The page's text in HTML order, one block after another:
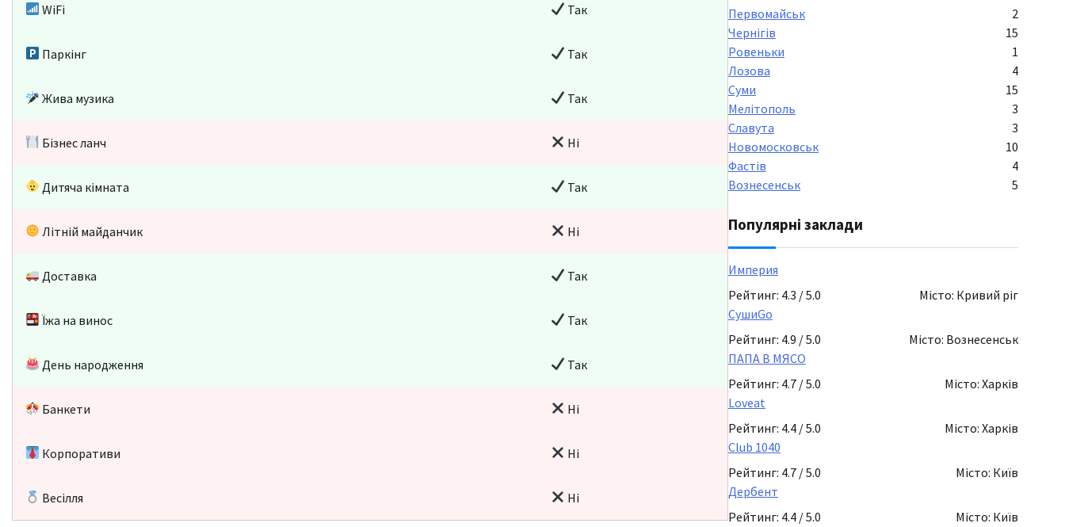
WiFi Так
Паркінг Так
Жива музика Так
Бізнес ланч Ні
Дитяча кімната Так
Літній майданчик Ні
Доставка Так
Їжа на винос Так
День народження Так
Банкети Ні
Корпоративи Ні
Весілля Ні
Первомайськ
2
Чернігів
15
Ровеньки
1
Лозова
4
Суми
15
Мелітополь
3
Славута
3
Новомосковськ
10
Фастів
4
Вознесенськ
5
Популярні заклади
Империя
Рейтинг: 4.3 / 5.0
Місто: Кривий ріг
СушиGo
Рейтинг: 4.9 / 5.0
Місто: Вознесенськ
ПАПА В МЯСО
Рейтинг: 4.7 / 5.0
Місто: Харків
Loveat
Рейтинг: 4.4 / 5.0
Місто: Харків
Club 1040
Рейтинг: 4.7 / 5.0
Місто: Київ
Дербент
Рейтинг: 4.4 / 5.0
Місто: Київ